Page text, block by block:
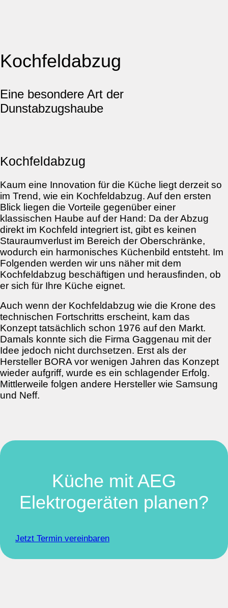
Kochfeldabzug
Eine besondere Art der
Dunstabzugshaube
Kochfeldabzug
Kaum eine Innovation für die Küche liegt derzeit so
im Trend, wie ein Kochfeldabzug. Auf den ersten
Blick liegen die Vorteile gegenüber einer
klassischen Haube auf der Hand: Da der Abzug
direkt im Kochfeld integriert ist, gibt es keinen
Stauraumverlust im Bereich der Oberschränke,
wodurch ein harmonisches Küchenbild entsteht. Im
Folgenden werden wir uns näher mit dem
Kochfeldabzug beschäftigen und herausfinden, ob
er sich für Ihre Küche eignet.
Auch wenn der Kochfeldabzug wie die Krone des
technischen Fortschritts erscheint, kam das
Konzept tatsächlich schon 1976 auf den Markt.
Damals konnte sich die Firma Gaggenau mit der
Idee jedoch nicht durchsetzen. Erst als der
Hersteller BORA vor wenigen Jahren das Konzept
wieder aufgriff, wurde es ein schlagender Erfolg.
Mittlerweile folgen andere Hersteller wie Samsung
und Neff.
Küche mit AEG
Elektrogeräten planen?
Jetzt Termin vereinbaren